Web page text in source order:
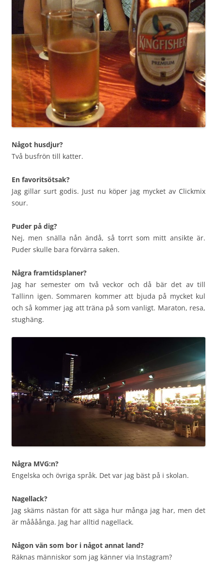
Något husdjur?
Två busfrön till katter.
En favoritsötsak?
Jag gillar surt godis. Just nu köper jag mycket av Clickmix
sour.
Puder på dig?
Nej, men snälla nån ändå, så torrt som mitt ansikte är.
Puder skulle bara förvärra saken.
Några framtidsplaner?
Jag har semester om två veckor och då bär det av till
Tallinn igen. Sommaren kommer att bjuda på mycket kul
och så kommer jag att träna på som vanligt. Maraton, resa,
stughäng.
Några MVG:n?
Engelska och övriga språk. Det var jag bäst på i skolan.
Nagellack?
Jag skäms nästan för att säga hur många jag har, men det
är måååånga. Jag har alltid nagellack.
Någon vän som bor i något annat land?
Räknas människor som jag känner via Instagram?